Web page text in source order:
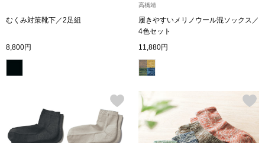
ブルゾン
Tシャツ／カッ
むくみ対策靴下／2足組
8,800円
高橋靖
履きやすいメリノウール混ソックス／
4色セット
11,880円